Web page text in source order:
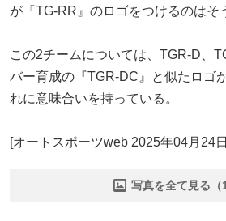
が『TG-RR』のロゴをつけるのはそ
この2チームについては、TGR-D、
バー育成の『TGR-DC』と似たロゴ
れに意味合いを持っている。
[オートスポーツweb 2025年04月24
写真を全て見る（1